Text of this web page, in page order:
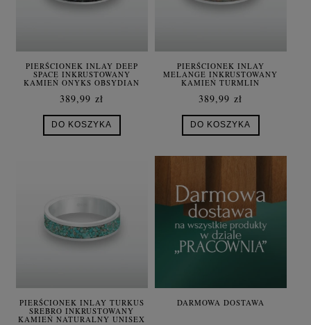
PIERŚCIONEK INLAY DEEP
SPACE INKRUSTOWANY
KAMIEŃ ONYKS OBSYDIAN
389,99 zł
DO KOSZYKA
PIERŚCIONEK INLAY
MELANGE INKRUSTOWANY
KAMIEŃ TURMLIN
389,99 zł
DO KOSZYKA
PIERŚCIONEK INLAY TURKUS
SREBRO INKRUSTOWANY
KAMIEŃ NATURALNY UNISEX
DARMOWA DOSTAWA